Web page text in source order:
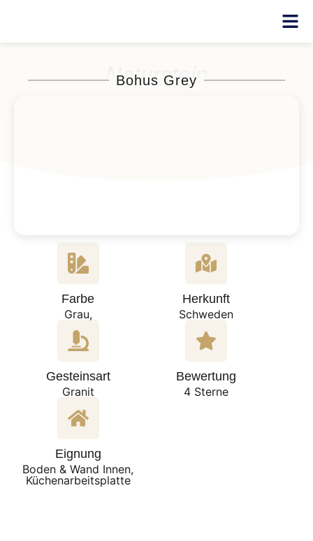
Naturstein
Bohus Grey
Farbe
Grau,
Herkunft
Schweden
Gesteinsart
Granit
Bewertung
4 Sterne
Eignung
Boden & Wand Innen,
Küchenarbeitsplatte